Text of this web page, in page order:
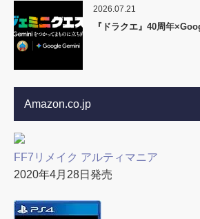
2026.07.21
『ドラクエ』40周年
Amazon.co.jp
FF7リメイク アルティマニア
2020年4月28日発売